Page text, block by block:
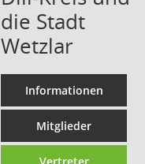
die Stadt
Wetzlar
Informationen
Mitglieder